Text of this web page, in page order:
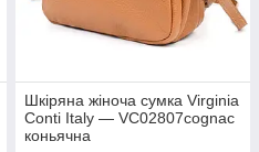
Шкіряна жіноча сумка Virginia
Conti Italy — VC02807cognac
коньячна